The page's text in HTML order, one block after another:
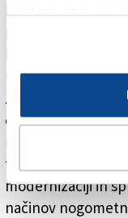
Pa še nekaj o Italiji
potrebuje
koncept
razumemo, kaj
zadetkom. Ta
o prihodnosti in
nogometu. Taka
tveganja, kot pravi
modernizaciji in
načinov